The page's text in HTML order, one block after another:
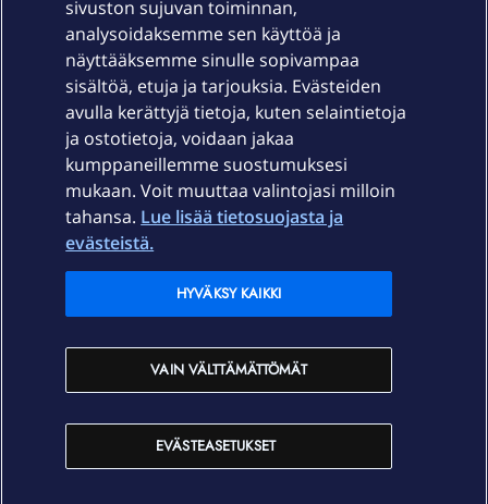
Laitteet & liittymät
Palvelut
Ajankohtaista
Elisa Oyj
In English
sivuston sujuvan toiminnan,
analysoidaksemme sen käyttöä ja
näyttääksemme sinulle sopivampaa
sisältöä, etuja ja tarjouksia. Evästeiden
avulla kerättyjä tietoja, kuten selaintietoja
ja ostotietoja, voidaan jakaa
kumppaneillemme suostumuksesi
mukaan. Voit muuttaa valintojasi milloin
tahansa. Lue lisää tietosuojasta ja
evästeistä.
EVÄSTEASETUKSET
VAIN VÄLTTÄMÄTTÖMÄT
HYVÄKSY KAIKKI